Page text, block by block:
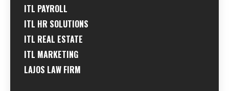
ITL PAYROLL
ITL HR SOLUTIONS
ITL REAL ESTATE
ITL MARKETING
LAJOS LAW FIRM